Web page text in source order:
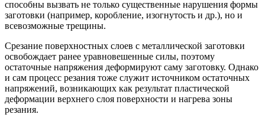
способны вызвать не только существенные нарушения формы
заготовки (например, коробление, изогнутость и др.), но и
всевозможные трещины.
Срезание поверхностных слоев с металлической заготовки
освобождает ранее уравновешенные силы, поэтому
остаточные напряжения деформируют саму заготовку. Однако
и сам процесс резания тоже служит источником остаточных
напряжений, возникающих как результат пластической
деформации верхнего слоя поверхности и нагрева зоны
резания.